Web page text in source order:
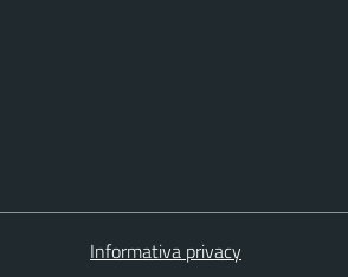
Informativa privacy